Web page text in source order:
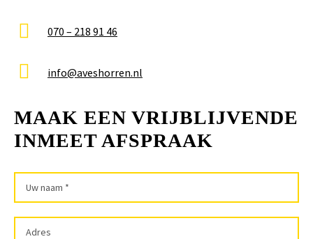
070 – 218 91 46
info@aveshorren.nl
MAAK EEN VRIJBLIJVENDE
INMEET AFSPRAAK